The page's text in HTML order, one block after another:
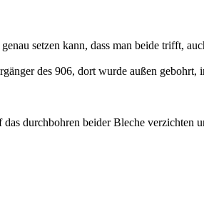
setzen kann, dass man beide trifft,
des 906, dort wurde außen
durchbohren beider Bleche